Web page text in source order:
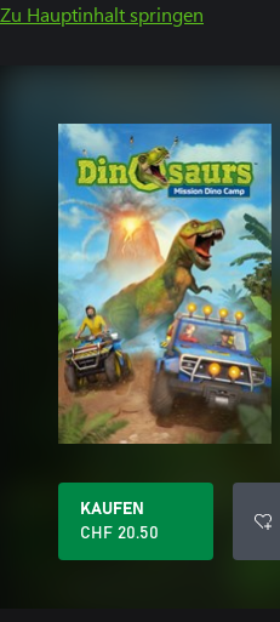
Zu Hauptinhalt springen
KAUFEN
CHF 20.50